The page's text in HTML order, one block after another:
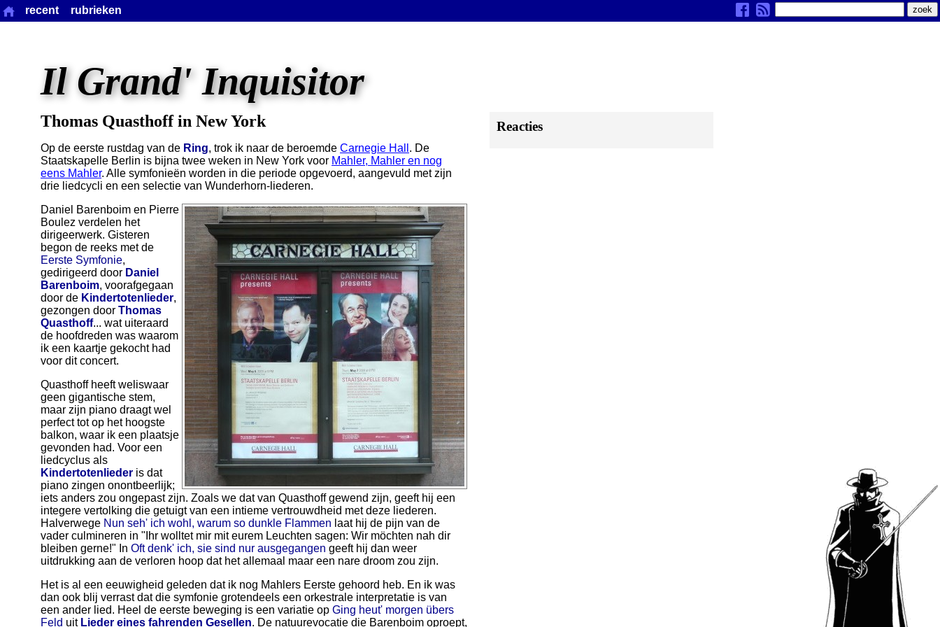
Il Grand' Inquisitor
Thomas Quasthoff in New York
Op de eerste rustdag van de Ring, trok ik naar de beroemde Carnegie Hall . De
Staatskapelle Berlin is bijna twee weken in New York voor Mahler, Mahler en nog
eens Mahler. Alle symfonieën worden in die periode opgevoerd, aangevuld met zijn
drie liedcycli en een selectie van Wunderhorn-liederen.
Daniel Barenboim en Pierre
Boulez verdelen het
dirigeerwerk. Gisteren
begon de reeks met de
Eerste Symfonie,
gedirigeerd door Daniel
Barenboim, voorafgegaan
door de Kindertotenlieder,
gezongen door Thomas
Quasthoff... wat uiteraard
de hoofdreden was waarom
ik een kaartje gekocht had
voor dit concert.
Quasthoff heeft weliswaar
geen gigantische stem,
maar zijn piano draagt wel
perfect tot op het hoogste
balkon, waar ik een plaatsje
gevonden had. Voor een
liedcyclus als
Kindertotenlieder is dat
piano zingen onontbeerlijk;
iets anders zou ongepast zijn. Zoals we dat van Quasthoff gewend zijn, geeft hij een
integere vertolking die getuigt van een intieme vertrouwdheid met deze liederen.
Halverwege Nun seh' ich wohl, warum so dunkle Flammen laat hij de pijn van de
vader culmineren in "Ihr wolltet mir mit eurem Leuchten sagen: Wir möchten nah dir
bleiben gerne!" In Oft denk' ich, sie sind nur ausgegangen geeft hij dan weer
uitdrukking aan de verloren hoop dat het allemaal maar een nare droom zou zijn.
Het is al een eeuwigheid geleden dat ik nog Mahlers Eerste gehoord heb. En ik was
dan ook blij verrast dat die symfonie grotendeels een orkestrale interpretatie is van
een ander lied. Heel de eerste beweging is een variatie op Ging heut' morgen übers
Feld uit Lieder eines fahrenden Gesellen. De natuurevocatie die Barenboim oproept,
Reacties
recent rubrieken